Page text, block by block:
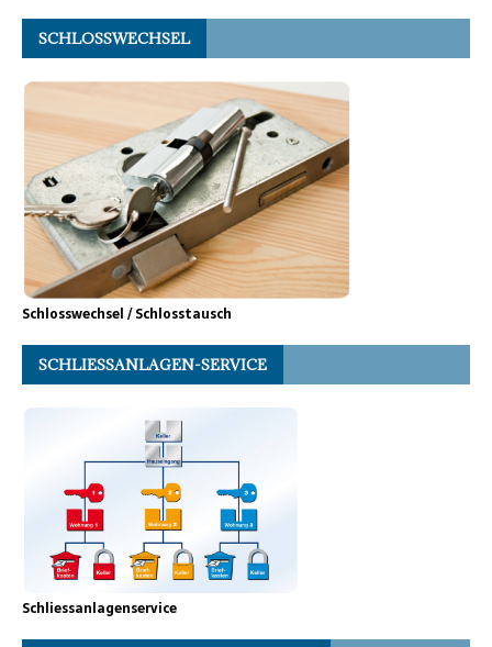
SCHLOSSWECHSEL
Schlosswechsel / Schlosstausch
SCHLIESSANLAGEN-SERVICE
Schliessanlagenservice